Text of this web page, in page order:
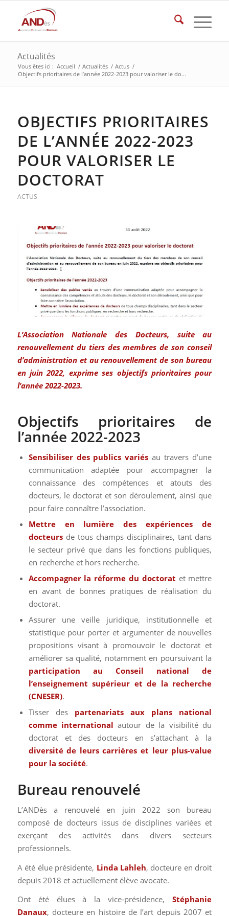
Actualités
Vous êtes ici : Accueil / Actualités / Actus /
Objectifs prioritaires de l’année 2022-2023 pour valoriser le do...
OBJECTIFS PRIORITAIRES
DE L’ANNÉE 2022-2023
POUR VALORISER LE
DOCTORAT
ACTUS
L’Association Nationale des Docteurs, suite au
renouvellement du tiers des membres de son conseil
d’administration et au renouvellement de son bureau
en juin 2022, exprime ses objectifs prioritaires pour
l’année 2022-2023.
Objectifs prioritaires de
l’année 2022-2023
Sensibiliser des publics variés au travers d’une
communication adaptée pour accompagner la
connaissance des compétences et atouts des
docteurs, le doctorat et son déroulement, ainsi que
pour faire connaître l’association.
Mettre en lumière des expériences de
docteursde tous champs disciplinaires, tant dans
le secteur privé que dans les fonctions publiques,
en recherche et hors recherche.
Accompagner la réforme du doctorat et mettre
en avant de bonnes pratiques de réalisation du
doctorat.
Assurer une veille juridique, institutionnelle et
statistique pour porter et argumenter de nouvelles
propositions visant à promouvoir le doctorat et
améliorer sa qualité, notamment en poursuivant la
participation au Conseil national de
l’enseignement supérieur et de la recherche
(CNESER).
Tisser des partenariats aux plans national
comme international autour de la visibilité du
doctorat et des docteurs en s’attachant à la
diversité de leurs carrières et leur plus-value
pour la société.
Bureau renouvelé
L’ANDès a renouvelé en juin 2022 son bureau
composé de docteurs issus de disciplines variées et
exerçant des activités dans divers secteurs
professionnels.
A été élue présidente, Linda Lahleh, docteure en droit
depuis 2018 et actuellement élève avocate.
Ont été élues à la vice-présidence,Stéphanie
Danaux, docteure en histoire de l’art depuis 2007 et